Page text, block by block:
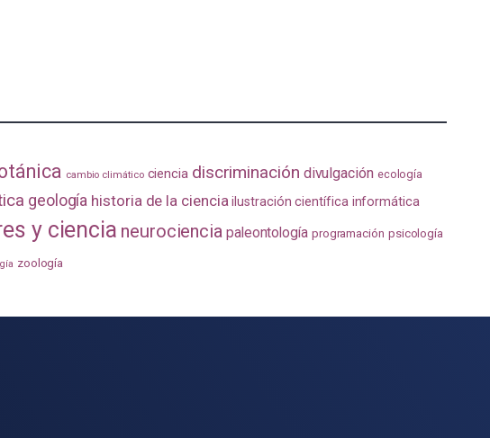
cambio climático ciencia discriminación divulgación ecología
geología historia de la ciencia ilustración científica informática
y ciencia neurociencia paleontología programación psicología
zoología